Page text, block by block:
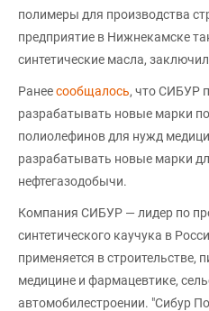
полимеры для производства
предприятие в Нижнекамске
синтетические масла,
Ранеесообщалось, что СИБУР
разрабатывать новые марки
полиолефинов для нужд
разрабатывать новые марки
нефтегазодобычи.
Компания СИБУР — лидер по
синтетического каучука в
применяется в
медицине и фармацевтике,
автомобилестроении. "Сибур